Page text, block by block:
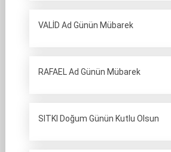
VALİD Ad Günün Mübarek
RAFAEL Ad Günün Mübarek
SITKI Doğum Günün Kutlu Olsun